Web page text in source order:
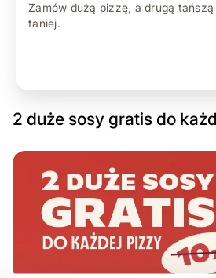
Zamów dużą pizzę, a drugą
taniej.
2 duże sosy gratis do